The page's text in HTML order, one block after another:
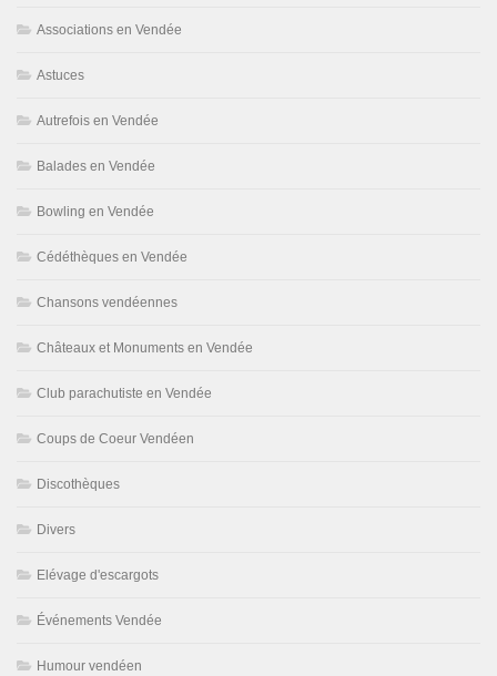
Associations en Vendée
Astuces
Autrefois en Vendée
Balades en Vendée
Bowling en Vendée
Cédéthèques en Vendée
Chansons vendéennes
Châteaux et Monuments en Vendée
Club parachutiste en Vendée
Coups de Coeur Vendéen
Discothèques
Divers
Elévage d'escargots
Événements Vendée
Humour vendéen